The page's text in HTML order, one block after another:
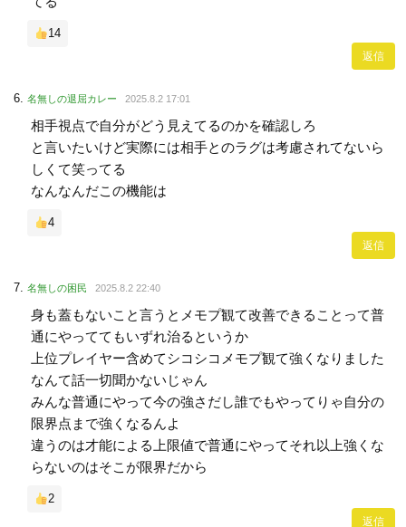
14
返信
名無しの退屈カレー 2025.8.2 17:01
相手視点で自分がどう見えてるのかを確認しろ
と言いたいけど実際には相手とのラグは考慮されてないら
しくて笑ってる
なんなんだこの機能は
4
返信
名無しの困民 2025.8.2 22:40
身も蓋もないこと言うとメモプ観て改善できることって普
通にやっててもいずれ治るというか
上位プレイヤー含めてシコシコメモプ観て強くなりました
なんて話一切聞かないじゃん
みんな普通にやって今の強さだし誰でもやってりゃ自分の
限界点まで強くなるんよ
違うのは才能による上限値で普通にやってそれ以上強くな
らないのはそこが限界だから
2
返信